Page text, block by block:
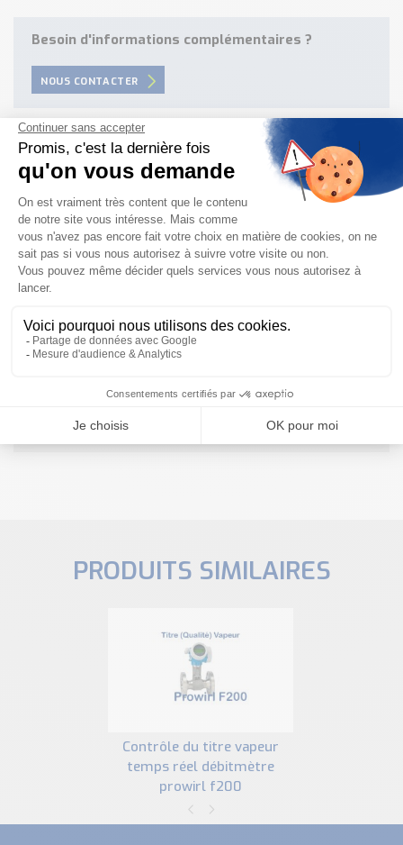
Besoin d'informations complémentaires ?
NOUS CONTACTER
produit ?
Nous sommes à votre disposition pour définir
PRODUITS SIMILAIRES
contrôle du titre vapeur
temps réel débitmètre
prowirl f200